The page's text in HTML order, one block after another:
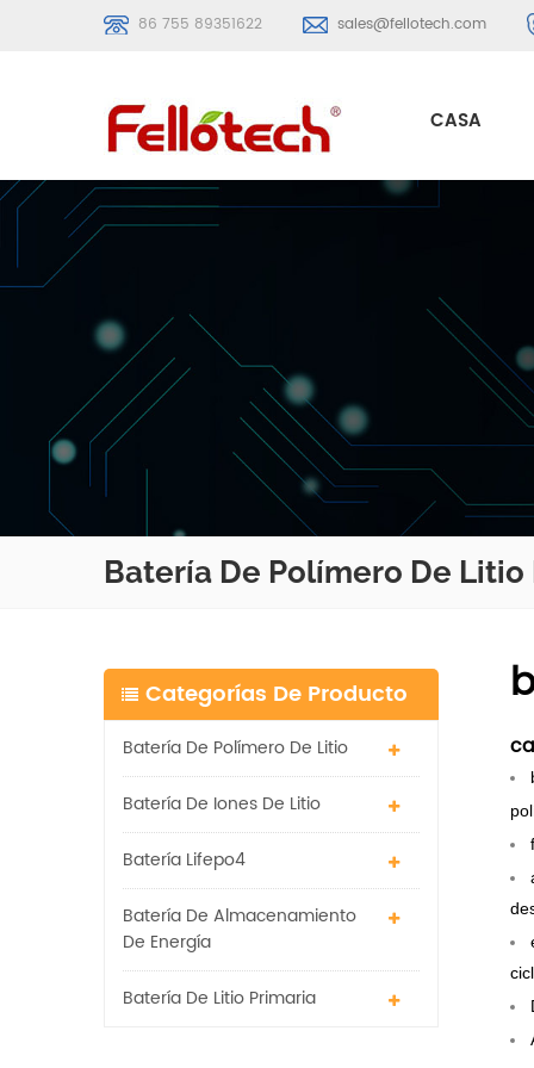
86 755 89351622 sales@fellotech.com
CASA
Batería De Polímero De Litio
Categorías De Producto
Batería De Polímero De Litio
Batería De Iones De Litio
Batería Lifepo4
Batería De Almacenamiento
De Energía
Batería De Litio Primaria